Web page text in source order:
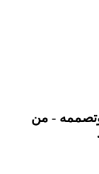
- من